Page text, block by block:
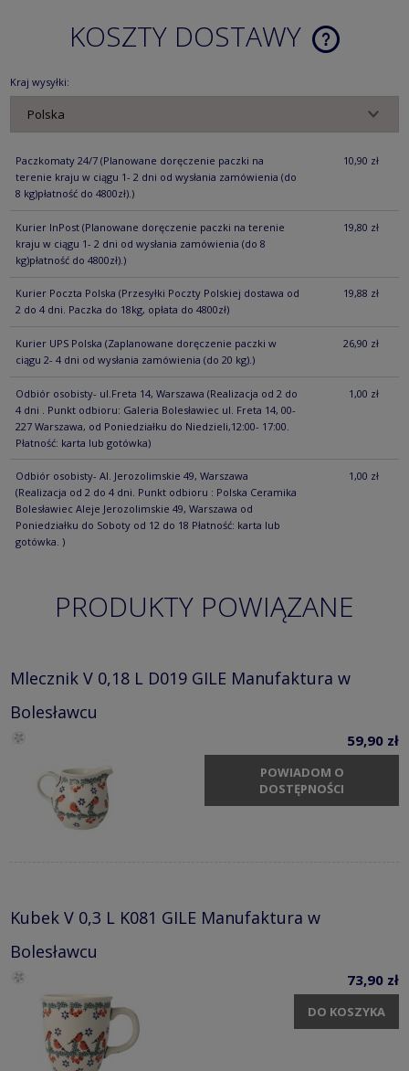
KOSZTY DOSTAWY
CENA NIE
Kraj wysyłki:
Paczkomaty 24/7 (Planowane doręczenie paczki na
terenie kraju w ciągu 1- 2 dni od wysłania zamówienia (do
8 kg)płatność do 4800zł).)
10,90 zł
Kurier InPost (Planowane doręczenie paczki na terenie
kraju w ciągu 1- 2 dni od wysłania zamówienia (do 8
kg)płatność do 4800zł).)
19,80 zł
Kurier Poczta Polska (Przesyłki Poczty Polskiej dostawa od
2 do 4 dni. Paczka do 18kg, opłata do 4800zł)
19,88 zł
Kurier UPS Polska (Zaplanowane doręczenie paczki w
ciągu 2- 4 dni od wysłania zamówienia (do 20 kg).)
26,90 zł
Odbiór osobisty- ul.Freta 14, Warszawa (Realizacja od 2 do
4 dni . Punkt odbioru: Galeria Bolesławiec ul. Freta 14, 00-
227 Warszawa, od Poniedziałku do Niedzieli,12:00- 17:00.
Płatność: karta lub gotówka)
1,00 zł
Odbiór osobisty- Al. Jerozolimskie 49, Warszawa
(Realizacja od 2 do 4 dni. Punkt odbioru : Polska Ceramika
Bolesławiec Aleje Jerozolimskie 49, Warszawa od
Poniedziałku do Soboty od 12 do 18 Płatność: karta lub
gotówka. )
1,00 zł
PRODUKTY POWIĄZANE
Mlecznik V 0,18 L D019 GILE Manufaktura w
Bolesławcu
59,90 zł
POWIADOM O
DOSTĘPNOŚCI
Kubek V 0,3 L K081 GILE Manufaktura w
Bolesławcu
73,90 zł
DO KOSZYKA